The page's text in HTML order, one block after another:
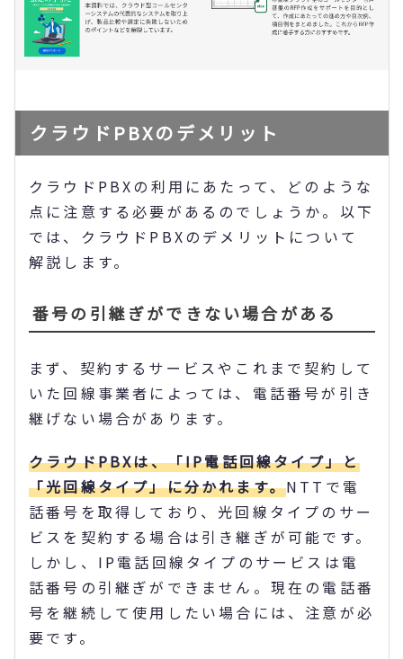
クラウドPBXのデメリット
クラウドPBXの利用にあたって、どのような
点に注意する必要があるのでしょうか。以下
では、クラウドPBXのデメリットについて
解説します。
番号の引継ぎができない場合がある
まず、契約するサービスやこれまで契約して
いた回線事業者によっては、電話番号が引き
継げない場合があります。
クラウドPBXは、「IP電話回線タイプ」と
「光回線タイプ」に分かれます。NTTで電
話番号を取得しており、光回線タイプのサー
ビスを契約する場合は引き継ぎが可能です。
しかし、IP電話回線タイプのサービスは電
話番号の引継ぎができません。現在の電話番
号を継続して使用したい場合には、注意が必
要です。